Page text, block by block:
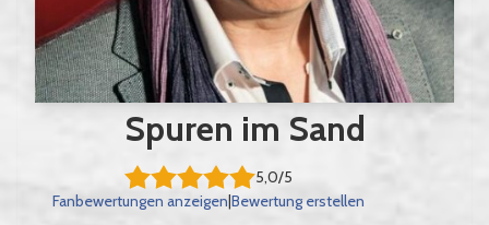
Spuren im Sand
5,0/5
Fanbewertungen anzeigen|Bewertung erstellen